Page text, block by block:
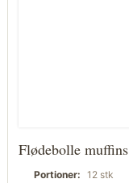
Flødebolle muffins
Portioner: 12 stk